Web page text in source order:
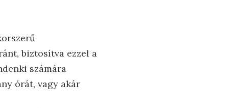
biztosítva ezzel a
számára
órát, vagy akár